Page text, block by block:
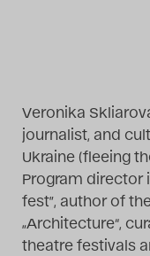
Das
Das
Veronika
journalist, and
Ukraine (fleeing
Program director
fest”, author of
„Architecture“,
theatre festivals